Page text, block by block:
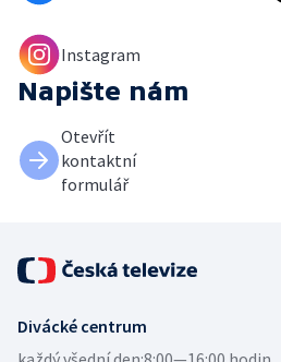
Instagram
Napište nám
Otevřít
kontaktní
formulář
Divácké centrum